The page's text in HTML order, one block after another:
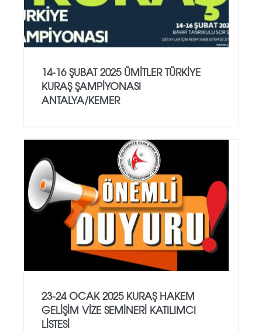
14-16 ŞUBAT 2025 ÜMİTLER TÜRKİYE
KURAŞ ŞAMPİYONASI
ANTALYA/KEMER
23-24 OCAK 2025 KURAŞ HAKEM
GELİŞİM VİZE SEMİNERİ KATILIMCI
LİSTESİ